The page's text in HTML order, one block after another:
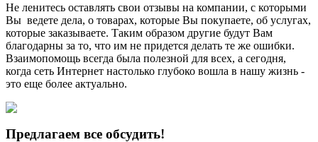
Не ленитесь оставлять свои отзывы на компании, с которыми
Вы ведете дела, о товарах, которые Вы покупаете, об услугах,
которые заказываете. Таким образом другие будут Вам
благодарны за то, что им не придется делать те же ошибки.
Взаимопомощь всегда была полезной для всех, а сегодня,
когда сеть Интернет настолько глубоко вошла в нашу жизнь -
это еще более актуально.
Предлагаем все обсудить!